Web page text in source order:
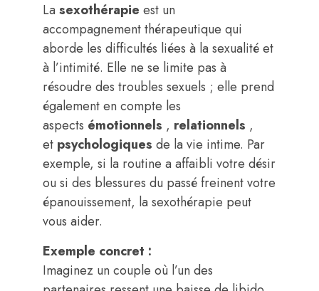
La sexothérapie est un
accompagnement thérapeutique qui
aborde les difficultés liées à la sexualité et
à l’intimité. Elle ne se limite pas à
résoudre des troubles sexuels ; elle prend
également en compte les
aspects émotionnels , relationnels ,
et psychologiques de la vie intime. Par
exemple, si la routine a affaibli votre désir
ou si des blessures du passé freinent votre
épanouissement, la sexothérapie peut
vous aider.
Exemple concret :
Imaginez un couple où l’un des